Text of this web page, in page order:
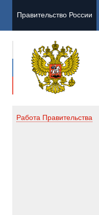
Правительство России
Работа Правительства